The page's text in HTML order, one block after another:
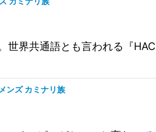
界共通語とも言われる『
ンズ カミナリ族